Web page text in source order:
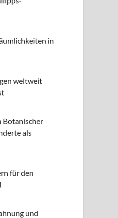
in
weltweit
Botanischer
als
für den
und